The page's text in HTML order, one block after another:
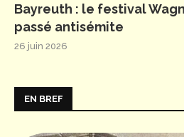
Bayreuth : le festival
passé antisémite
26 juin 2026
EN BREF